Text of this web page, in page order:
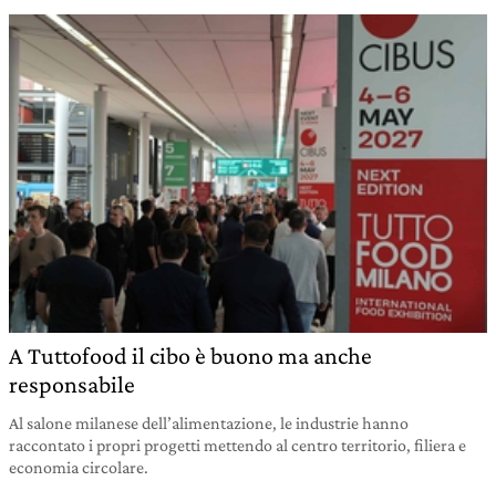
A Tuttofood il cibo è buono ma anche
responsabile
Al salone milanese dell’alimentazione, le industrie hanno
raccontato i propri progetti mettendo al centro territorio, filiera e
economia circolare.